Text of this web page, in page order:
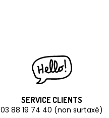
SERVICE CLIENTS
03 88 19 74 40 (non surtaxé)